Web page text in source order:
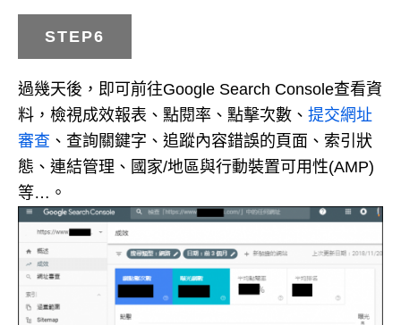
STEP6
過幾天後，即可前往Google Search Console查看資
料，檢視成效報表、點閱率、點擊次數、 提交網址
審查 、查詢關鍵字、追蹤內容錯誤的頁面、索引狀
態、連結管理、國家/地區與行動裝置可用性(AMP)
等…。